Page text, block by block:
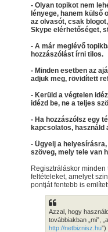
- Olyan topikot nem
lényege, hanem külső
az olvasót, csak
Skype elérhetőséget,
- A már meglévő
hozzászólást írni tilos.
- Minden esetben az
adjuk meg, rövidített
- Kerüld a végtelen
idézd be, ne a teljes
- Ha hozzászólsz egy
kapcsolatos, használd
- Ügyelj a
szöveg, mely tele van
Regisztráláskor
feltételeket, amelyet
pontját fentebb is
Azzal, hogy
továbbiakban „mi”,
http://netbiznisz.hu